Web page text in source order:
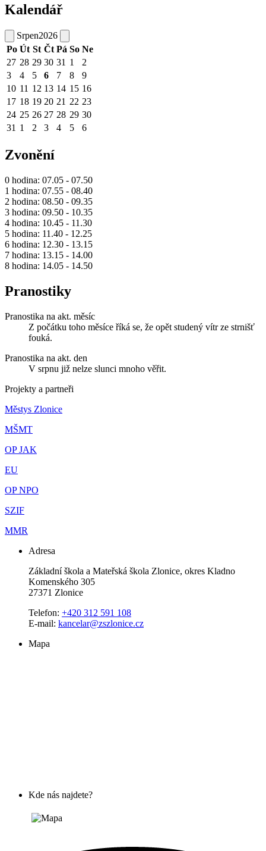
Kalendář
Srpen2026
Po Út St Čt Pá So Ne
27 28 29 30 31 1
2
3
4 5 6 7 8
9
10 11 12 13 14 15 16
17 18 19 20 21 22 23
24 25 26 27 28 29 30
31 1 2 3 4 5 6
Zvonění
0 hodina: 07.05 - 07.50
1 hodina: 07.55 - 08.40
2 hodina: 08.50 - 09.35
3 hodina: 09.50 - 10.35
4 hodina: 10.45 - 11.30
5 hodina: 11.40 - 12.25
6 hodina: 12.30 - 13.15
7 hodina: 13.15 - 14.00
8 hodina: 14.05 - 14.50
Pranostiky
Pranostika na akt. měsíc
Z počátku toho měsíce říká se, že opět studený vítr ze strnišť
fouká.
Pranostika na akt. den
V srpnu již nelze slunci mnoho věřit.
Projekty a partneři
Městys Zlonice
MŠMT
OP JAK
EU
OP NPO
SZIF
MMR
Adresa
Základní škola a Mateřská škola Zlonice, okres Kladno
Komenského 305
27371 Zlonice
Telefon: +420 312 591 108
E-mail: kancelar@zszlonice.cz
Mapa
Kde nás najdete?